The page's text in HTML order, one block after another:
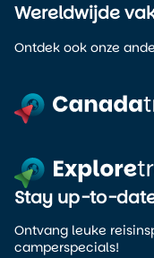
Wereldwijde
Ontdek ook onze
Stay up-to-
Ontvang leuke
camperspecials!